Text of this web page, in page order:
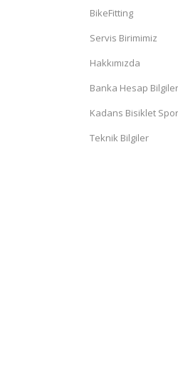
BikeFitting
Servis Birimimiz
Hakkımızda
Banka Hesap
Kadans Bisiklet
Teknik Bilgiler